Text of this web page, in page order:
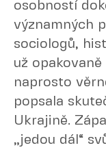
osobností
významných
sociologů,
už
naprosto
popsala
Ukrajině.
„jedou dál“